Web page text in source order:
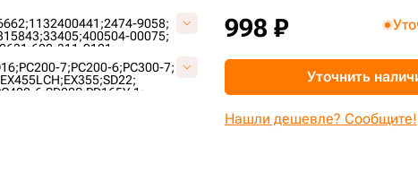
1132400441;2474-9058;
33405;400504-00075;
600-311-9121;
76598911;87418199;
CX660;CX806;EK-1015;
SFC-5705;SK3215;
PC200-7;PC200-6;PC300-7;
EX455LCH;EX355;SD22;
6;SD22S;PD165Y-1;
V;
998 ₽
Уточнить
Нашли дешевле? Сообщите!